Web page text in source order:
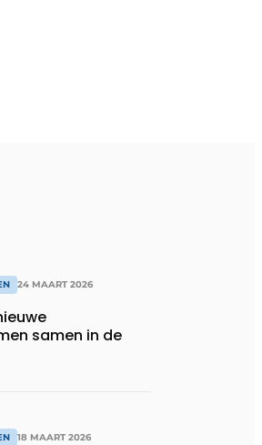
24 MAART 2026
samen in de
18 MAART 2026